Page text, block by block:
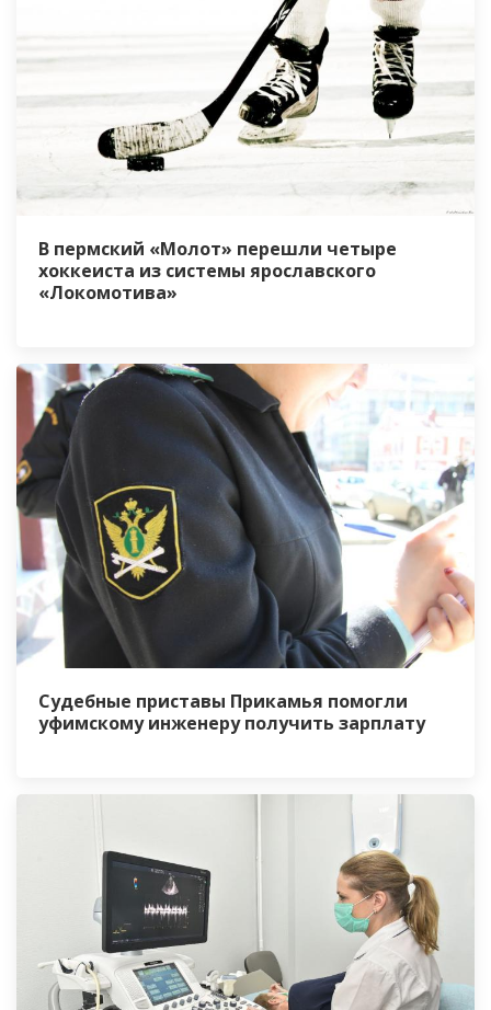
В пермский «Молот» перешли четыре
хоккеиста из системы ярославского
«Локомотива»
Судебные приставы Прикамья помогли
уфимскому инженеру получить зарплату